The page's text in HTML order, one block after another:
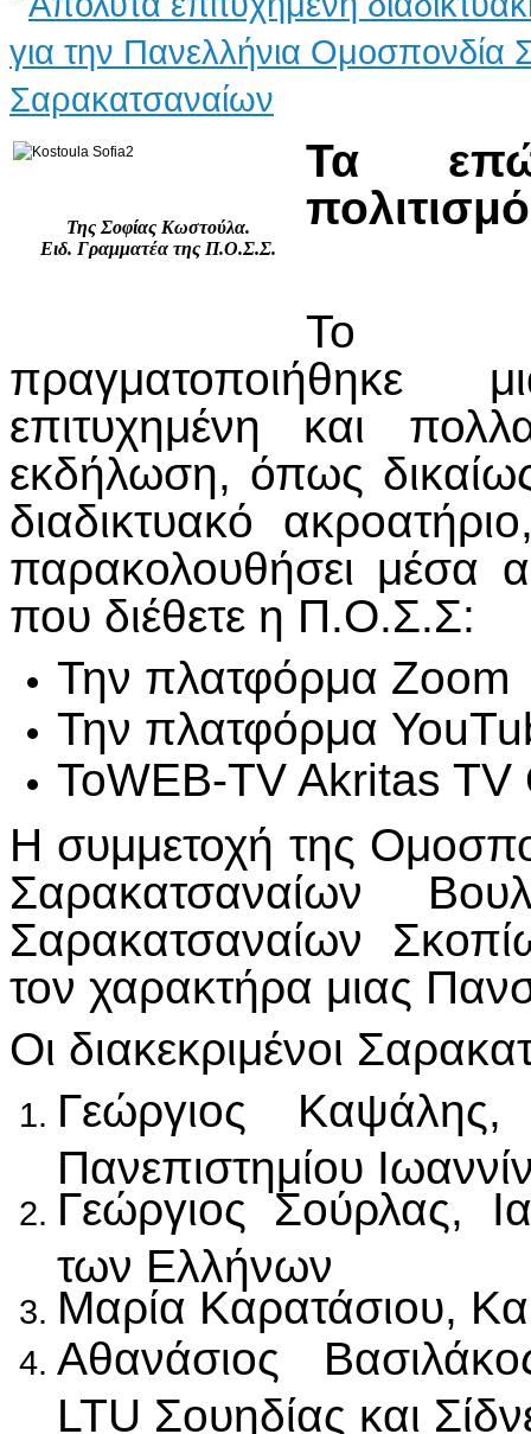
Της Σοφίας Κωστούλα.
Ειδ. Γραμματέα της Π.Ο.Σ.Σ.
Τα
Το
πραγματοποιήθηκε
επιτυχημένη και
εκδήλωση, όπως
διαδικτυακό
παρακολουθήσει μέσα
που διέθετε η Π.Ο.Σ.Σ:
Την πλατφόρμα Zoom
Την πλατφόρμα
ΤοWEB-TV Akritas
Η συμμετοχή της
Σαρακατσαναίων
Σαρακατσαναίων
τον χαρακτήρα μιας
Οι διακεκριμένοι
Γεώργιος
Πανεπιστημίου
Γεώργιος Σούρλας,
των Ελλήνων
Μαρία Καρατάσιου,
Αθανάσιος
LTU Σουηδίας και